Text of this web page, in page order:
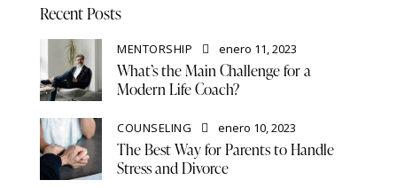
Recent Posts
MENTORSHIP enero 11, 2023
What’s the Main Challenge for a
Modern Life Coach?
COUNSELING enero 10, 2023
The Best Way for Parents to Handle
Stress and Divorce